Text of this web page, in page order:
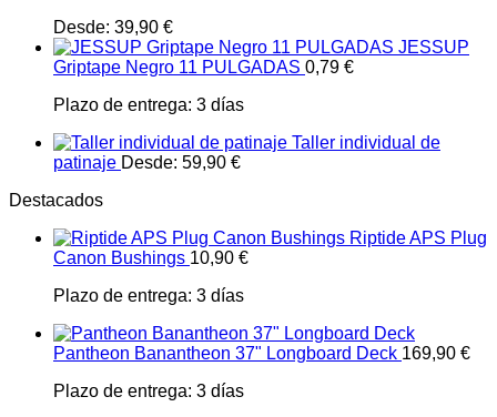
Desde: 39,90 €
JESSUP
Griptape Negro 11 PULGADAS 0,79 €
Plazo de entrega: 3 días
Taller individual de
patinaje Desde: 59,90 €
Destacados
Riptide APS Plug
Canon Bushings 10,90 €
Plazo de entrega: 3 días
Pantheon Banantheon 37" Longboard Deck 169,90 €
Plazo de entrega: 3 días